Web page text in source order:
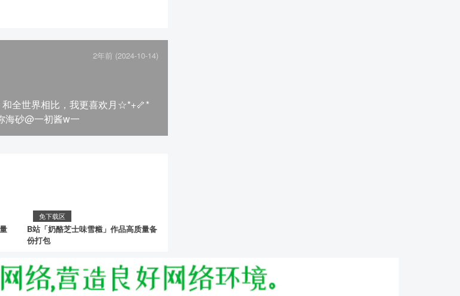
2年前 (2024-10-14)
和全世界相比，我更喜欢月☆*+🦴*
海砂@一初酱w一
免下载区
B站「奶酪芝士味雪糍」作品高质量备
份打包